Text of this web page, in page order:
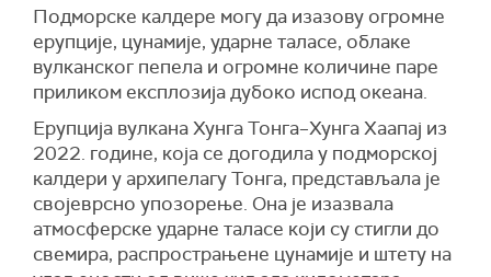
Подморске калдере могу да изазову огромне
ерупције, цунамије, ударне таласе, облаке
вулканског пепела и огромне количине паре
приликом експлозија дубоко испод океана.
Ерупција вулкана Хунга Тонга–Хунга Хаапај из
2022. године, која се догодила у подморској
калдери у архипелагу Тонга, представљала је
својеврсно упозорење. Она је изазвала
атмосферске ударне таласе који су стигли до
свемира, распрострањене цунамије и штету на